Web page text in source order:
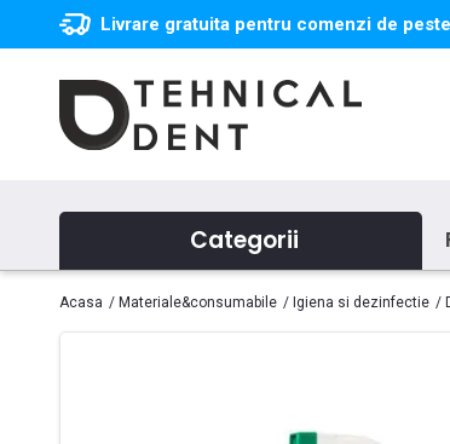
Livrare gratuita pentru comenzi de
Categorii
Acasa Materiale&consumabile Igiena si dezinfectie